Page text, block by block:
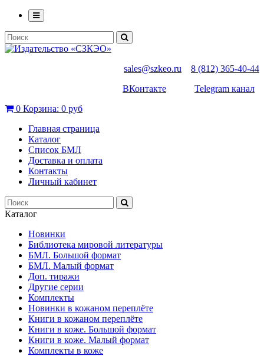
sales@szkeo.ru
8 (812) 365-40-44
ВКонтакте
Telegram канал
0 Корзина: 0 руб
Главная страница
Каталог
Список БМЛ
Доставка и оплата
Контакты
Личный кабинет
Каталог
Новинки
Библиотека мировой литературы
БМЛ. Большой формат
БМЛ. Малый формат
Доп. тиражи
Другие серии
Комплекты
Новинки в кожаном переплёте
Книги в кожаном переплёте
Книги в коже. Большой формат
Книги в коже. Малый формат
Комплекты в коже